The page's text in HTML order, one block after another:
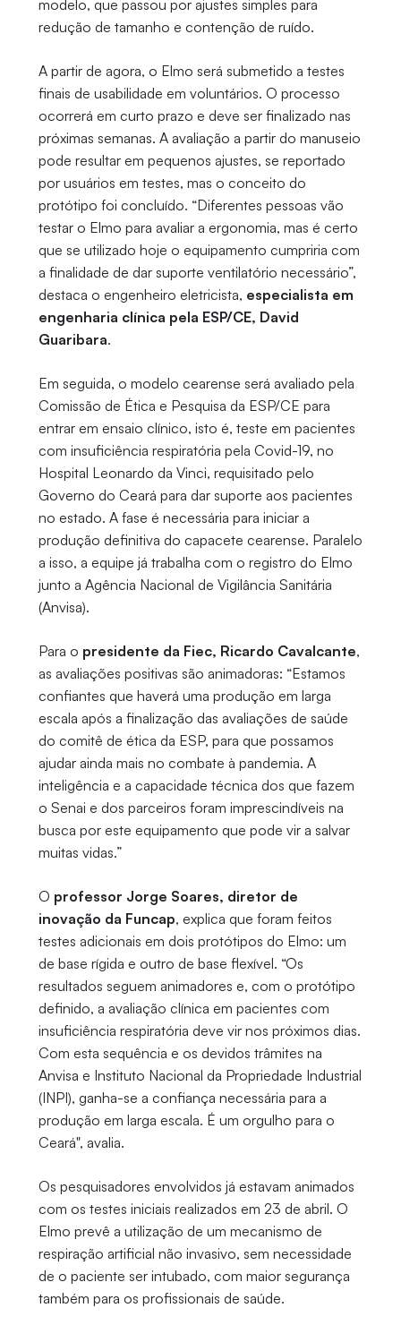
modelo, que passou por ajustes simples para
redução de tamanho e contenção de ruído.
A partir de agora, o Elmo será submetido a testes
finais de usabilidade em voluntários. O processo
ocorrerá em curto prazo e deve ser finalizado nas
próximas semanas. A avaliação a partir do manuseio
pode resultar em pequenos ajustes, se reportado
por usuários em testes, mas o conceito do
protótipo foi concluído. “Diferentes pessoas vão
testar o Elmo para avaliar a ergonomia, mas é certo
que se utilizado hoje o equipamento cumpriria com
a finalidade de dar suporte ventilatório necessário”,
destaca o engenheiro eletricista, especialista em
engenharia clínica pela ESP/CE, David
Guaribara.
Em seguida, o modelo cearense será avaliado pela
Comissão de Ética e Pesquisa da ESP/CE para
entrar em ensaio clínico, isto é, teste em pacientes
com insuficiência respiratória pela Covid-19, no
Hospital Leonardo da Vinci, requisitado pelo
Governo do Ceará para dar suporte aos pacientes
no estado. A fase é necessária para iniciar a
produção definitiva do capacete cearense. Paralelo
a isso, a equipe já trabalha com o registro do Elmo
junto a Agência Nacional de Vigilância Sanitária
(Anvisa).
Para o presidente da Fiec, Ricardo Cavalcante,
as avaliações positivas são animadoras: “Estamos
confiantes que haverá uma produção em larga
escala após a finalização das avaliações de saúde
do comitê de ética da ESP, para que possamos
ajudar ainda mais no combate à pandemia. A
inteligência e a capacidade técnica dos que fazem
o Senai e dos parceiros foram imprescindíveis na
busca por este equipamento que pode vir a salvar
muitas vidas.”
O professor Jorge Soares, diretor de
inovação da Funcap, explica que foram feitos
testes adicionais em dois protótipos do Elmo: um
de base rígida e outro de base flexível. “Os
resultados seguem animadores e, com o protótipo
definido, a avaliação clínica em pacientes com
insuficiência respiratória deve vir nos próximos dias.
Com esta sequência e os devidos trâmites na
Anvisa e Instituto Nacional da Propriedade Industrial
(INPI), ganha-se a confiança necessária para a
produção em larga escala. É um orgulho para o
Ceará", avalia.
Os pesquisadores envolvidos já estavam animados
com os testes iniciais realizados em 23 de abril. O
Elmo prevê a utilização de um mecanismo de
respiração artificial não invasivo, sem necessidade
de o paciente ser intubado, com maior segurança
também para os profissionais de saúde.